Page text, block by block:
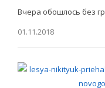
Вчера обошлось без
01.11.2018